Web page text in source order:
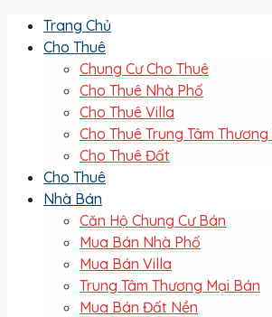
Trang Chủ
Cho Thuê
Chung Cư Cho Thuê
Cho Thuê Nhà Phố
Cho Thuê Villa
Cho Thuê Trung Tâm Thương
Cho Thuê Đất
Cho Thuê
Nhà Bán
Căn Hộ Chung Cư Bán
Mua Bán Nhà Phố
Mua Bán Villa
Trung Tâm Thương Mại Bán
Mua Bán Đất Nền